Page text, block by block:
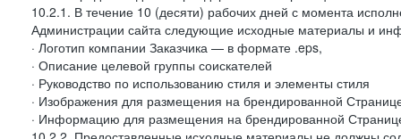
10.2.1. В течение 10 (десяти) рабочих дней с момента
Администрации сайта следующие исходные материалы и
· Логотип компании Заказчика — в формате .eps,
· Описание целевой группы соискателей
· Руководство по использованию стиля и элементы стиля
· Изображения для размещения на брендированной
· Информацию для размещения на брендированной